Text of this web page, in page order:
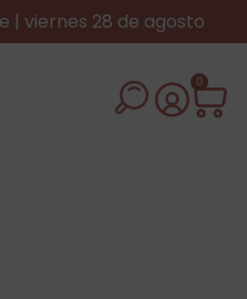
| viernes 28 de agosto
0